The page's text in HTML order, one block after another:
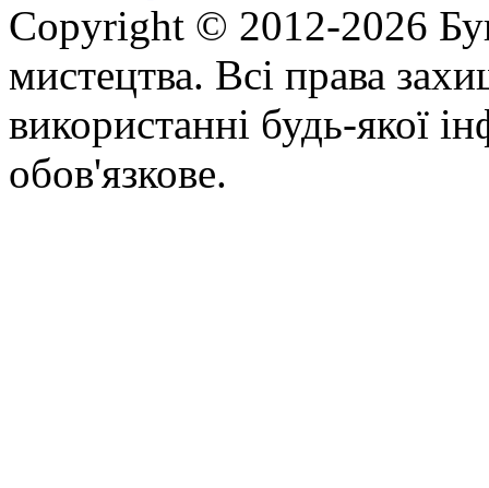
Copyright © 2012-2026
мистецтва. Всі права
використанні будь-якої
обов'язкове.